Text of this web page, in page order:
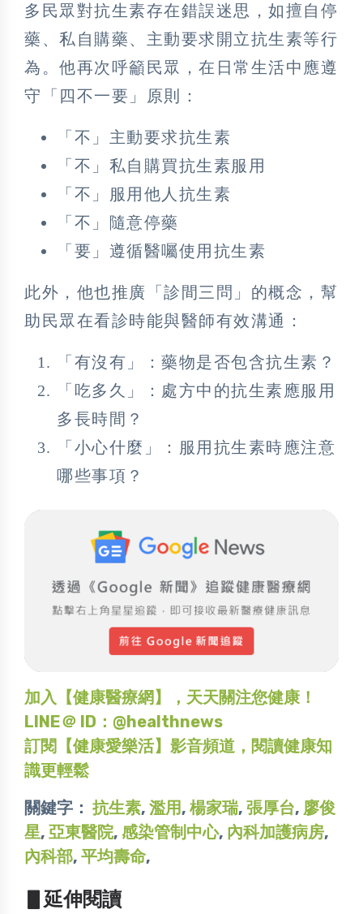
多民眾對抗生素存在錯誤迷思，如擅自停
藥、私自購藥、主動要求開立抗生素等行
為。他再次呼籲民眾，在日常生活中應遵
守「四不一要」原則：
「不」主動要求抗生素
「不」私自購買抗生素服用
「不」服用他人抗生素
「不」隨意停藥
「要」遵循醫囑使用抗生素
此外，他也推廣「診間三問」的概念，幫
助民眾在看診時能與醫師有效溝通：
「有沒有」：藥物是否包含抗生素？
「吃多久」：處方中的抗生素應服用
多長時間？
「小心什麼」：服用抗生素時應注意
哪些事項？
加入【健康醫療網】，天天關注您健康！
LINE＠ ID：@healthnews
訂閱【健康愛樂活】影音頻道，閱讀健康知
識更輕鬆
關鍵字： 抗生素, 濫用, 楊家瑞, 張厚台, 廖俊
星, 亞東醫院, 感染管制中心, 內科加護病房,
內科部, 平均壽命,
▋延伸閱讀